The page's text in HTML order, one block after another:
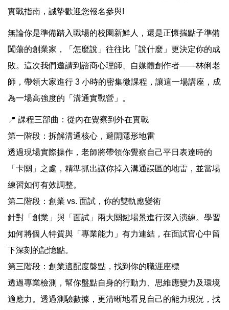
實戰指南，誠摯歡迎您報名參與!
無論你是準備踏入職場的校園新鮮人，還是正懷揣點子準備
闖蕩的創業家，「怎麼說」往往比「說什麼」更決定你的成
敗。這次我們邀請到諮商心理師、自媒體創作者——林俐老
師，帶領大家進行 3 小時的密集微課程，讓這一場講座，成
為一場高強度的「溝通實戰營」。
📍 課程三部曲：從內在覺察到外在實戰
第一階段：拆解溝通核心，避開隱形地雷
透過現場實際操作，老師將帶領你覺察自己平日表達時的
「卡關」之處，精準抓出讓你掉入溝通誤區的地雷，並當場
練習如何有效調整。
第二階段：創業 vs. 面試，你的雙軌應變術
針對「創業」與「面試」兩大關鍵場景進行深入演練。學習
如何將個人特質與「專業能力」有力連結，在面試官心中留
下深刻的記憶點。
第三階段：創業適配度盤點，找到你的職涯座標
透過專業檢測，幫你盤點自身的行動力、思維應變力及環境
適應力。透過測驗數據，更清晰地看見自己的能力現況，找